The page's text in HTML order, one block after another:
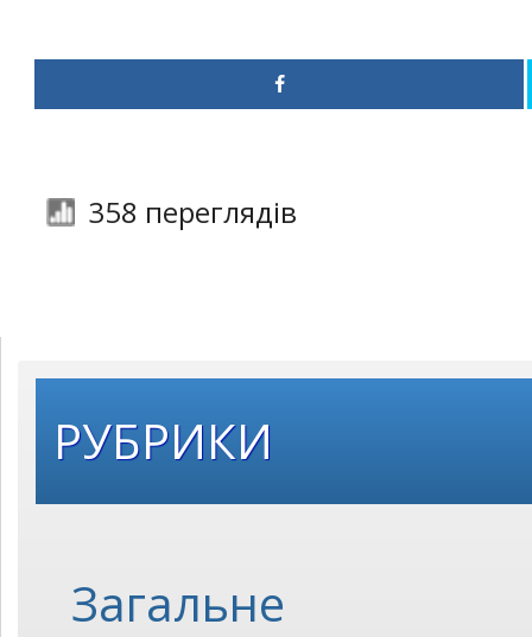
358 переглядів
РУБРИКИ
Загальне